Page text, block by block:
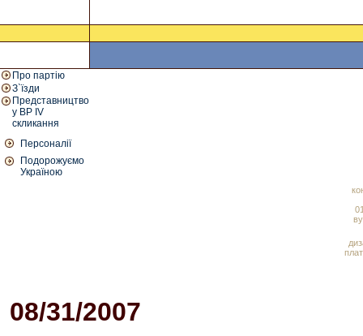
Про партію
З`їзди
Представництво
у ВР IV
скликання
Персоналії
Подорожуємо
Україною
08/31/2007